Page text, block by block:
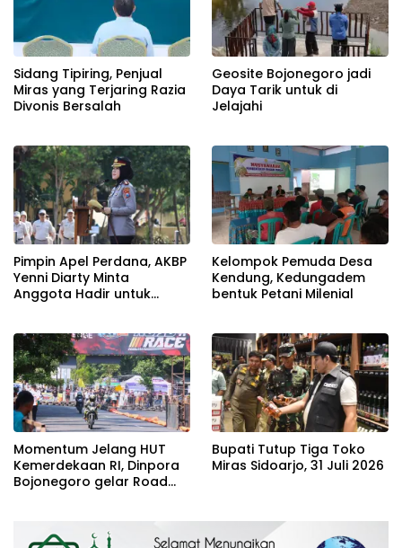
Sidang Tipiring, Penjual
Miras yang Terjaring Razia
Divonis Bersalah
Geosite Bojonegoro jadi
Daya Tarik untuk di
Jelajahi
Pimpin Apel Perdana, AKBP
Yenni Diarty Minta
Anggota Hadir untuk
Kelompok Pemuda Desa
Kendung, Kedungadem
bentuk Petani Milenial
Momentum Jelang HUT
Kemerdekaan RI, Dinpora
Bojonegoro gelar Road
Bupati Tutup Tiga Toko
Miras Sidoarjo, 31 Juli 2026